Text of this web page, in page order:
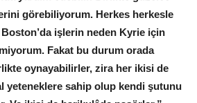
görebiliyorum. Herkes herkesle
Boston’da işlerin neden Kyrie için
Fakat bu durum orada
oynayabilirler, zira her ikisi de
yeteneklere sahip olup kendi şutunu